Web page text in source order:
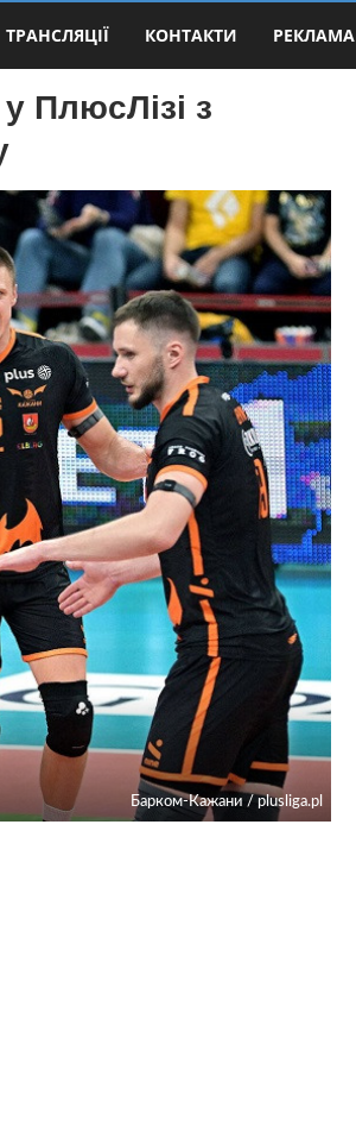
ТРАНСЛЯЦІЇ КОНТАКТИ РЕКЛАМА
ПлюсЛізі з
Барком-Кажани / plusliga.pl